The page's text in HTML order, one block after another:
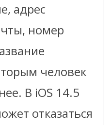
адрес
номер
человек
В iOS 14.5
отказаться